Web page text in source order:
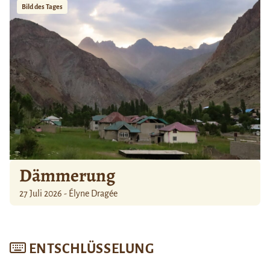
Bild des Tages
Dämmerung
27 Juli 2026 - Élyne Dragée
ENTSCHLÜSSELUNG